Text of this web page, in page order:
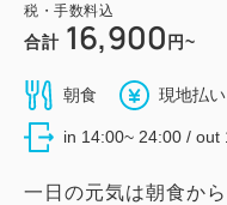
税・手数料込
合計 16,900 円~
朝食 現地払い
in 14:00~ 24:00 / out
一日の元気は朝食か